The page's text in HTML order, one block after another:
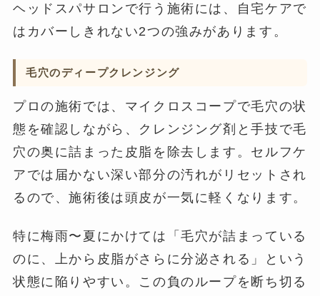
ヘッドスパサロンで行う施術には、自宅ケアで
はカバーしきれない2つの強みがあります。
毛穴のディープクレンジング
プロの施術では、マイクロスコープで毛穴の状
態を確認しながら、クレンジング剤と手技で毛
穴の奥に詰まった皮脂を除去します。セルフケ
アでは届かない深い部分の汚れがリセットされ
るので、施術後は頭皮が一気に軽くなります。
特に梅雨〜夏にかけては「毛穴が詰まっている
のに、上から皮脂がさらに分泌される」という
状態に陥りやすい。この負のループを断ち切る